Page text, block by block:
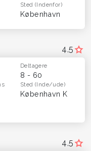
Sted(Indenfor)
København
4,5
Deltagere
8 - 60
Sted(Inde/ude)
København K
4,5